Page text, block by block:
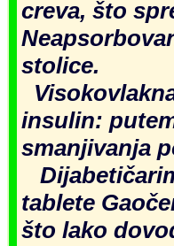
creva, što
stolice.
insulin:
smanjivanja
tablete
što lako